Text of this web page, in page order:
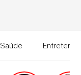
Saúde